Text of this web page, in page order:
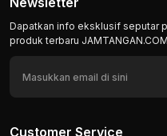
Dapatkan info eksklusif seputar
produk terbaru
Customer Service